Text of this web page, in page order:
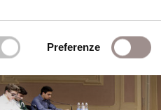
Preferenze